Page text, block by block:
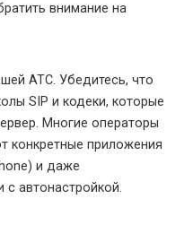
внимание на
АТС. Убедитесь, что
SIP и кодеки, которые
Многие операторы
конкретные приложения
и даже
автонастройкой.